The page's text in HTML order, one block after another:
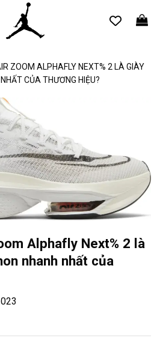
ZOOM ALPHAFLY NEXT% 2 LÀ GIÀY
CỦA THƯƠNG HIỆU?
Alphafly Next% 2 là
nhanh nhất của